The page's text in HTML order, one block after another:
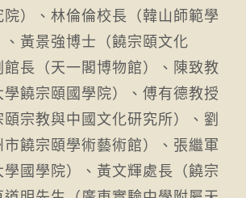
）、林倫倫校長（韓山師範學
黃景強博士（饒宗頤文化
長（天一閣博物館）、陳致教
饒宗頤國學院）、傅有德教授
頤宗教與中國文化研究所）、劉
饒宗頤學術藝術館）、張繼軍
國學院）、黃文輝處長（饒宗